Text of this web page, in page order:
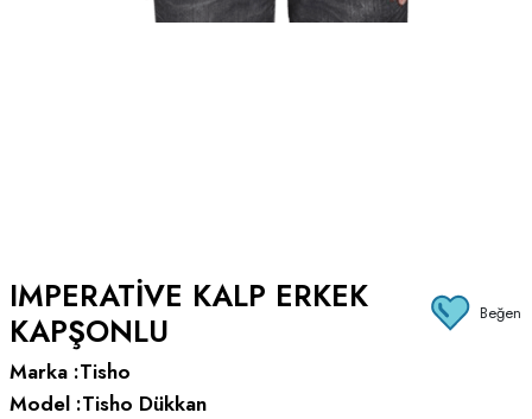
IMPERATIVE KALP ERKEK
KAPŞONLU
Beğen
Marka :Tisho
Model :Tisho Dükkan